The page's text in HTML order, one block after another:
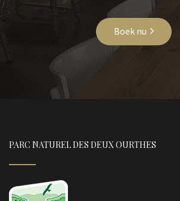
Boek nu
PARC NATUREL DES DEUX OURTHES